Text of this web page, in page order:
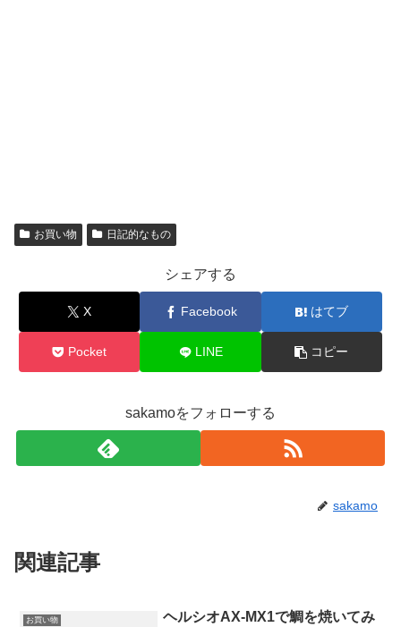
お買い物 日記的なもの
シェアする
X Facebook はてブ
Pocket LINE コピー
sakamoをフォローする
sakamo
関連記事
お買い物
ヘルシオAX-MX1で鯛を焼いてみ